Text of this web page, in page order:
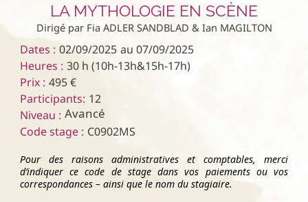
LA MYTHOLOGIE EN SCÈNE
Dirigé par Fia ADLER SANDBLAD & Ian MAGILTON
Dates : 02/09/2025 au 07/09/2025
Heures : 30 h (10h-13h&15h-17h)
Prix : 495 €
Participants: 12
Niveau : Avancé
Code stage : C0902MS
Pour des raisons administratives et comptables, merci
d’indiquer ce code de stage dans vos paiements ou vos
correspondances – ainsi que le nom du stagiaire.